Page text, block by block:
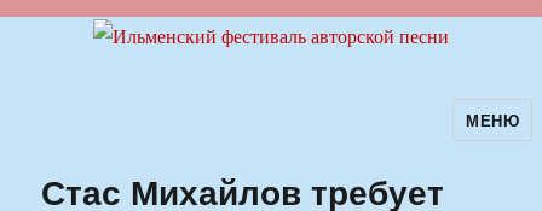
Ильменский фестиваль авторскойМЕНЮ
Стас Михайлов требует